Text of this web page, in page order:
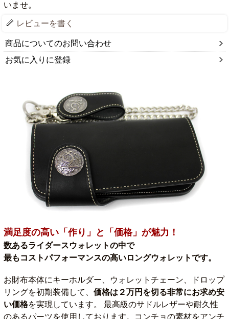
いませ。
レビューを書く
商品についてのお問い合わせ
お気に入りに登録
満足度の高い「作り」と「価格」が魅力！
数あるライダースウォレットの中で
最もコストパフォーマンスの高いロングウォレットです。
お財布本体にキーホルダー、ウォレットチェーン、ドロップ
リングを初期装備して、 価格は２万円を切る非常にお求め安
い価格を実現しています。 最高級のサドルレザーや耐久性
のあるパーツを使用しております。コンチョの素材をアンチ